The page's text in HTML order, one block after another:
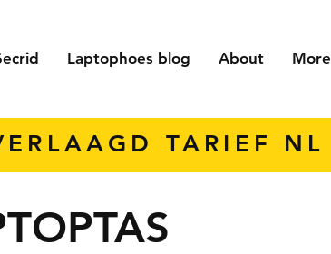
Laptophoes blog About More
TARIEF NL